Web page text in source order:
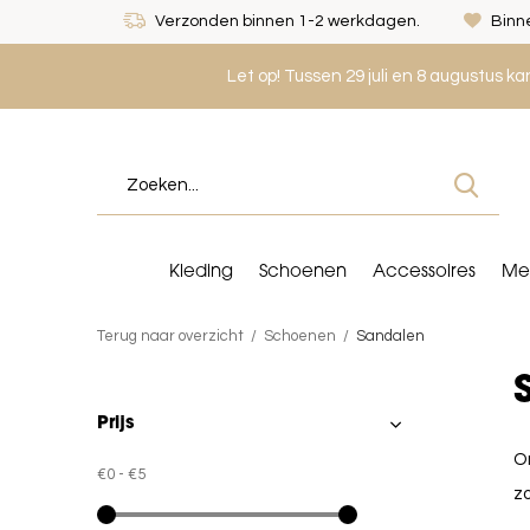
Let op! Tussen 29 juli en 8 augustus
Kleding Schoenen Accessoires
Verzonden binnen 1-2 werkdagen.
Terug naar overzicht Schoenen Sandalen
Prijs
€0 - €5